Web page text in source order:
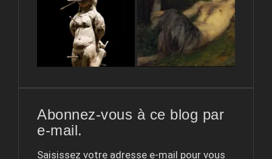
Abonnez-vous à ce blog par
e-mail.
Saisissez votre adresse e-mail pour vous